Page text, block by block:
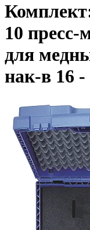
10
для
нак-в 16